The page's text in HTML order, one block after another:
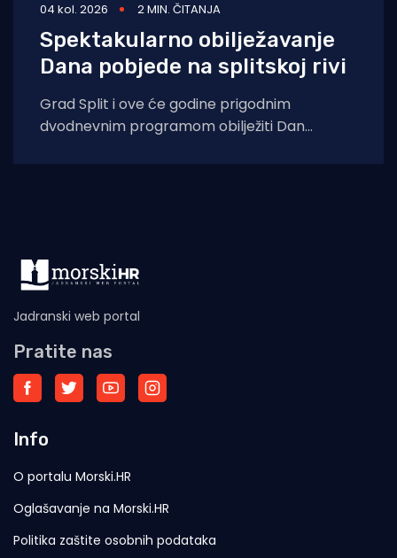
04 kol. 2026 2 MIN. ČITANJA
Spektakularno obilježavanje
Dana pobjede na splitskoj rivi
Grad Split i ove će godine prigodnim
dvodnevnim programom obilježiti Dan
Jadranski web portal
Pratite nas
Info
O portalu Morski.HR
Oglašavanje na Morski.HR
Politika zaštite osobnih podataka